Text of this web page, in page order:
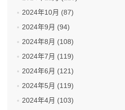
2024年10月 (87)
2024年9月 (94)
2024年8月 (108)
2024年7月 (119)
2024年6月 (121)
2024年5月 (119)
2024年4月 (103)